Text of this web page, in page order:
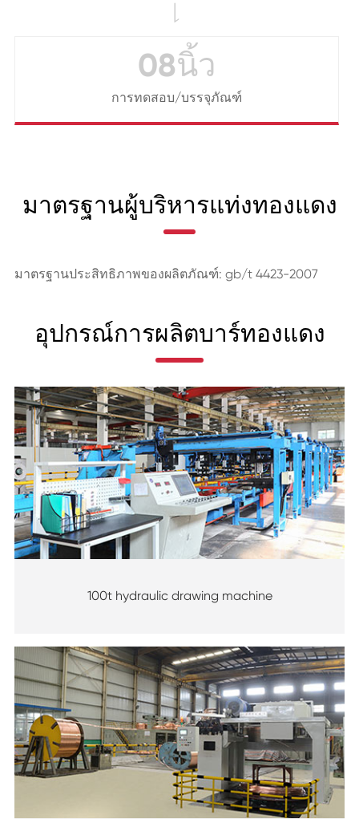

08นิ้ว
การทดสอบ/บรรจุภัณฑ์
มาตรฐานผู้บริหารแท่งทองแดง
มาตรฐานประสิทธิภาพของผลิตภัณฑ์: gb/t 4423-2007
อุปกรณ์การผลิตบาร์ทองแดง
100t hydraulic drawing machine